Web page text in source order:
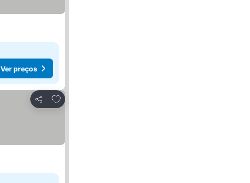
Ver preços
Partilhar
Adicionar aos favoritos